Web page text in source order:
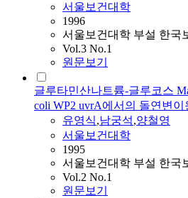
서울보건대학
1996
서울보건대학 부설 한국
Vol.3 No.1
원문보기
글루타민산나트륨-글루코스
coli WP2 uvrA에서의 돌연변
유영식,남궁석,양철영
서울보건대학
1995
서울보건대학 부설 한국
Vol.2 No.1
원문보기